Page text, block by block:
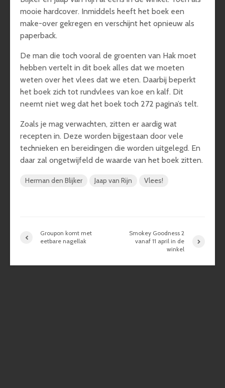
mooie hardcover. Inmiddels heeft het boek een
make-over gekregen en verschijnt het opnieuw als
paperback.
De man die toch vooral de groenten van Hak moet
hebben vertelt in dit boek alles dat we moeten
weten over het vlees dat we eten. Daarbij beperkt
het boek zich tot rundvlees van koe en kalf. Dit
neemt niet weg dat het boek toch 272 pagina’s telt.
Zoals je mag verwachten, zitten er aardig wat
recepten in. Deze worden bijgestaan door vele
technieken en bereidingen die worden uitgelegd. En
daar zal ongetwijfeld de waarde van het boek zitten.
Herman den Blijker Jaap van Rijn Vlees!
Groupon komt met
eetbare nagellak
Smokey Goodness 2
vanaf 11 april in de
winkel